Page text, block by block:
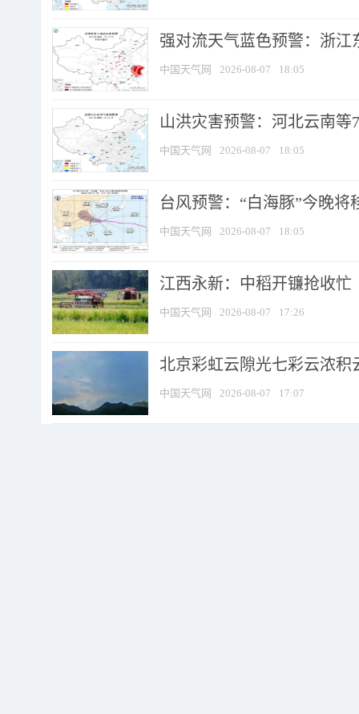
强对流天气蓝色预警：浙江
中国天气网 2026-08-07 18:05
山洪灾害预警：河北云南
中国天气网 2026-08-07 18:05
台风预警：“白海豚”今晚将
中国天气网 2026-08-07 18:05
江西永新：中稻开镰抢收忙
中国天气网 2026-08-07 17:26
北京彩虹云隙光七彩云浓积
中国天气网 2026-08-07 17:07